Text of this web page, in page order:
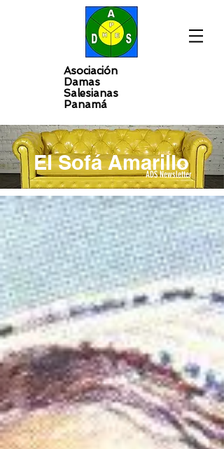
Asociación
Damas
Salesianas
Panamá
El Sofá Amarillo
ADS Newsletter